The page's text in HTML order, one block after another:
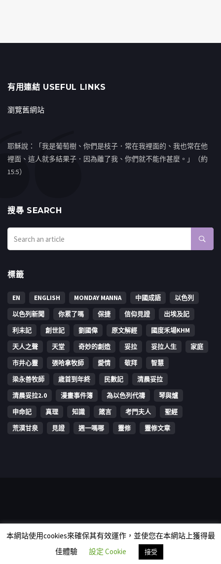
有用連結 USEFUL LINKS
瀏覽舊網站
耶穌說：「我是葡萄樹、你們是枝子．常在我裡面的、我也常在他
裡面、這人就多結果子．因為離了我、你們就不能作甚麼。」（約
15:5）
搜㝷 SEARCH
標籤
EN ENGLISH MONDAY MANNA 中國成語
以色列
以色列新聞
你累了嗎 保捷 信仰見證
出埃及記
利未記
創世記 劉國偉 原文解經
國度禾場KHM
天人之聲
天堂 奇妙的創造 妥拉 妥拉人生
家庭
市井心靈
張哈拿牧師 愛情 敬拜
智慧
梁永善牧師
歳首到年終 民數記
清晨妥拉
清晨妥拉2.0
漫畫事件簿 為以色列代禱
琴與爐
申命記
真理 知識 箴言 考門夫人
聖經
荒漠甘泉
見證 週一嗎哪 靈修 靈修文章
rights reserved.
本網站使用cookies來確保其有效運作，並使您在本網站上獲得最
佳體驗
設定 Cookie 接受